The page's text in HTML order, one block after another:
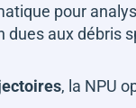
pour
dues aux débris
, la NPU